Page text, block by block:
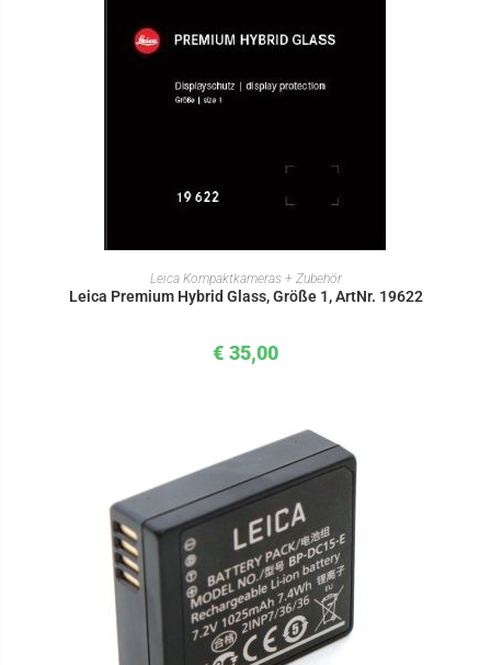
IN DEN WARENKORB
Leica Kompaktkameras + Zubehör
Leica Premium Hybrid Glass, Größe 1, ArtNr. 19622
€ 35,00